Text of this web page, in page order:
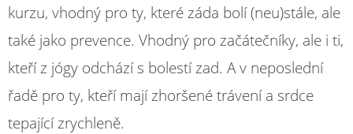
kurzu, vhodný pro ty, které záda bolí (neu)stále, ale
také jako prevence. Vhodný pro začátečníky, ale i ti,
kteří z jógy odchází s bolestí zad. A v neposlední
řadě pro ty, kteří mají zhoršené trávení a srdce
tepající zrychleně.